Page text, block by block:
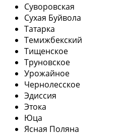
Суворовская
Сухая Буйвола
Татарка
Темижбекский
Тищенское
Труновское
Урожайное
Чернолесское
Эдиссия
Этока
Юца
Ясная Поляна